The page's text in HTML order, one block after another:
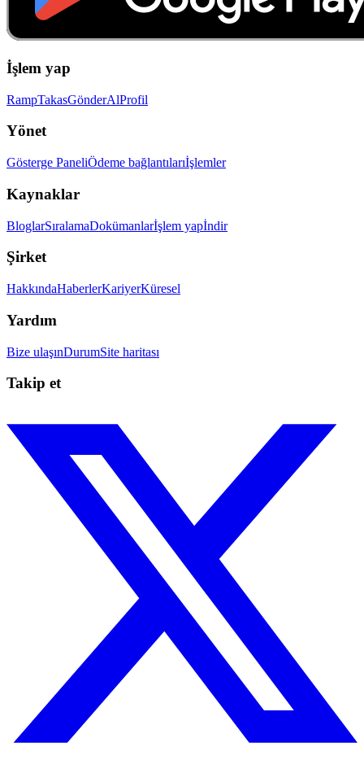
İşlem yap
RampTakasGönderAlProfil
Yönet
Gösterge PaneliÖdeme bağlantılarıİşlemler
Kaynaklar
BloglarSıralamaDokümanlarİşlem yapİndir
Şirket
HakkındaHaberlerKariyerKüresel
Yardım
Bize ulaşınDurumSite haritası
Takip et